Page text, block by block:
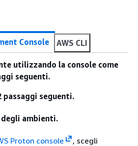
Console AWS CLI
utilizzando la console come
seguenti.
passaggi seguenti.
ambienti.
Proton console
, scegli